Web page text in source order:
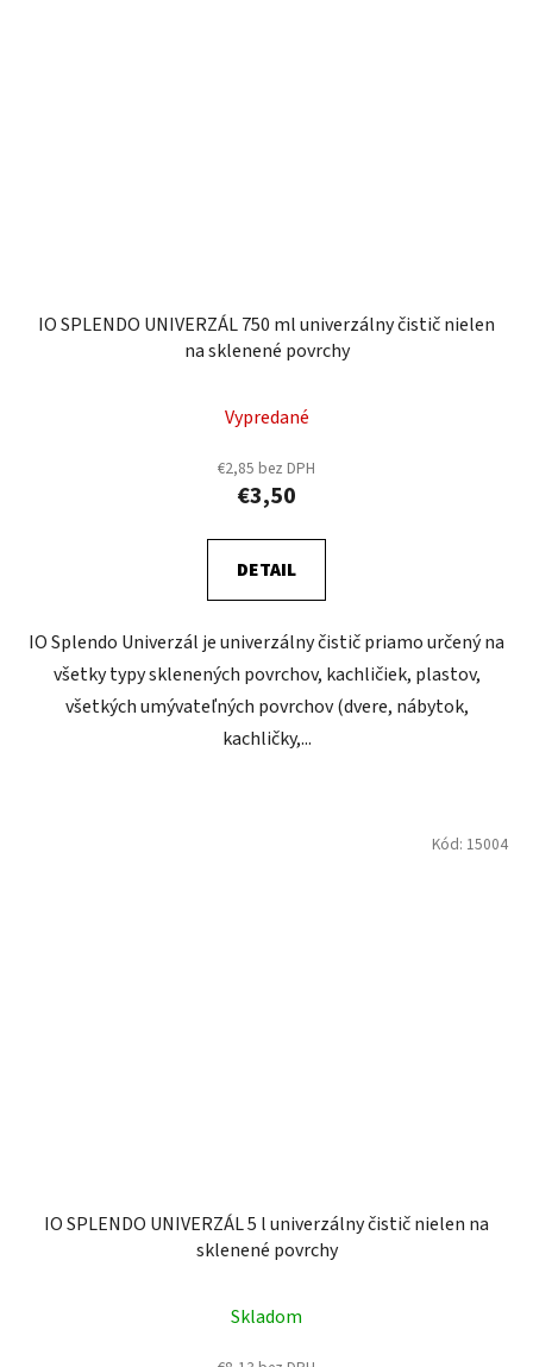
IO SPLENDO UNIVERZÁL 750 ml univerzálny čistič nielen
na sklenené povrchy
Vypredané
€2,85 bez DPH
€3,50
DETAIL
IO Splendo Univerzál je univerzálny čistič priamo určený na
všetky typy sklenených povrchov, kachličiek, plastov,
všetkých umývateľných povrchov (dvere, nábytok,
kachličky,...
IO SPLENDO UNIVERZÁL 5 l univerzálny čistič nielen na
sklenené povrchy
Skladom
Kód: 15004